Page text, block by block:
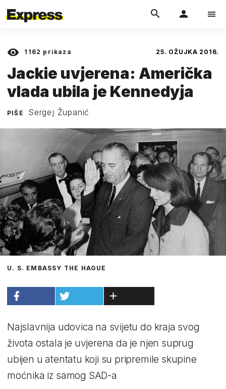
1162 prikaza 25. OŽUJKA 2016.
Jackie uvjerena: Američka
vlada ubila je Kennedyja
PIŠE Sergej Županić
U. S. EMBASSY THE HAGUE
Najslavnija udovica na svijetu do kraja svog
života ostala je uvjerena da je njen suprug
ubijen u atentatu koji su pripremile skupine
moćnika iz samog SAD-a